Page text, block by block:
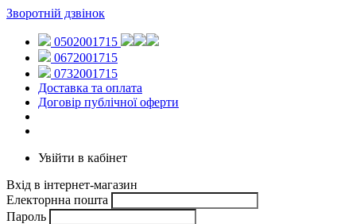
Зворотній дзвінок
0502001715
0672001715
0732001715
Доставка та оплата
Договір публічної оферти
Увійти в кабінет
Вхід в інтернет-магазин
Електорнна пошта
Пароль